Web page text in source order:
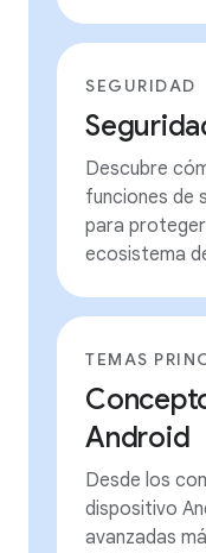
SEGURIDAD
Descubre
funciones de
para
ecosistema
TEMAS
Android
Desde los
dispositivo
avanzadas